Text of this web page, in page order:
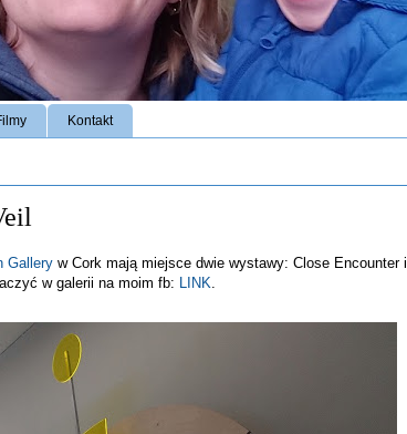
Kontakt
Gallery w Cork mają miejsce dwie wystawy: Close Encounter i
w galerii na moim fb: LINK.